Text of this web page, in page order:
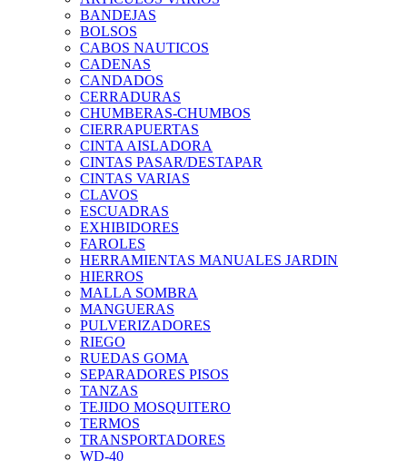
BANDEJAS
BOLSOS
CABOS NAUTICOS
CADENAS
CANDADOS
CERRADURAS
CHUMBERAS-CHUMBOS
CIERRAPUERTAS
CINTA AISLADORA
CINTAS PASAR/DESTAPAR
CINTAS VARIAS
CLAVOS
ESCUADRAS
EXHIBIDORES
FAROLES
HERRAMIENTAS MANUALES JARDIN
HIERROS
MALLA SOMBRA
MANGUERAS
PULVERIZADORES
RIEGO
RUEDAS GOMA
SEPARADORES PISOS
TANZAS
TEJIDO MOSQUITERO
TERMOS
TRANSPORTADORES
WD-40